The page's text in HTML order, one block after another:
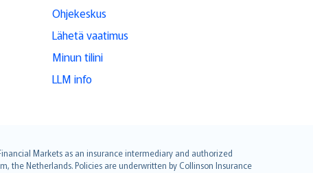
Ohjekeskus
Lähetä vaatimus
Minun tilini
LLM info
Markets as an insurance intermediary and authorized
the Netherlands. Policies are underwritten by Collinson Insurance